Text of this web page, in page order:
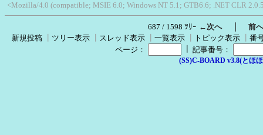
<Mozilla/4.0 (compatible; MSIE 6.0; Windows NT 5.1; GTB6.6; .NET CLR
687 / 1598 ﾂﾘｰ ←次へ｜ 前
新規投稿
ツリー表示 スレッド表示 一覧表示 トピック表示
番
ページ：
記事番号：
(SS)C-BOARD v3.8(とほ